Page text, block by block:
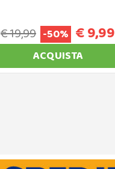
€ 19,99 -50% € 9,99
ACQUISTA